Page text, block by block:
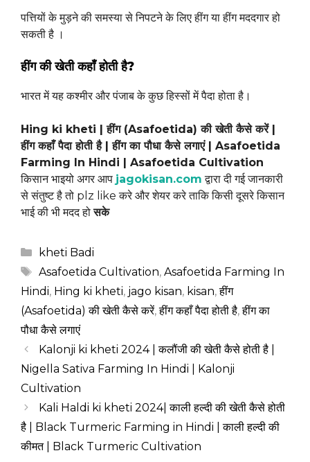
पत्तियों के मुड़ने की समस्या से निपटने के लिए हींग या हींग मददगार हो
सकती है ।
हींग की खेती कहाँ होती है?
भारत में यह कश्मीर और पंजाब के कुछ हिस्सों में पैदा होता है।
Hing ki kheti | हींग (Asafoetida) की खेती कैसे करें |
हींग कहाँ पैदा होती है | हींग का पौधा कैसे लगाएं | Asafoetida
Farming In Hindi | Asafoetida Cultivation
किसान भाइयो अगर आप jagokisan.com द्वारा दी गई जानकारी
से संतुष्ट है तो plz like करे और शेयर करे ताकि किसी दूसरे किसान
भाई की भी मदद होसके
Categories
kheti Badi
Tags
Asafoetida Cultivation, Asafoetida Farming In
Hindi, Hing ki kheti, jago kisan, kisan,हींग
(Asafoetida) की खेती कैसे करें,हींग कहाँ पैदा होती है,हींग का
पौधा कैसे लगाएं
Kalonji ki kheti 2024 | कलौंजी की खेती कैसे होती है |
Nigella Sativa Farming In Hindi | Kalonji
Cultivation
Kali Haldi ki kheti 2024| काली हल्दी की खेती कैसे होती
है | Black Turmeric Farming in Hindi | काली हल्दी की
कीमत | Black Turmeric Cultivation